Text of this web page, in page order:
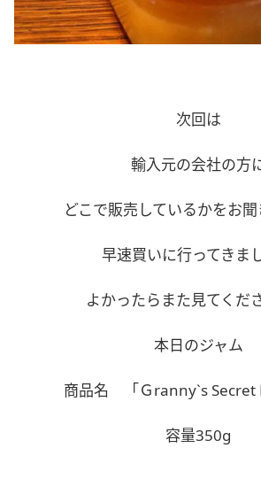
次回は
輸入元の会社の方
どこで販売しているかをお
早速買いに行ってきま
よかったらまた見てくだ
本日のジャム
商品名 「Ｇranny`s Secret
容量350g